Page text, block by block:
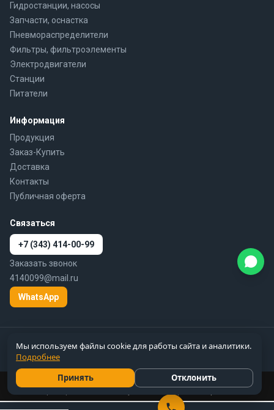
Гидростанции, насосы
Запчасти, оснастка
Пневмораспределители
Фильтры, фильтроэлементы
Электродвигатели
Станции
Питатели
Информация
Продукция
Заказ-Купить
Доставка
Контакты
Публичная оферта
Связаться
+7 (343) 414-00-99
Заказать звонок
4140099@mail.ru
WhatsApp
пневматики по России
Цены справочные, не являются публичной офертой
Цены и вся информация на сайте 777-gidra.ru носят справочный
Мы используем файлы cookie для работы сайта и аналитики.
Подробнее
Принять
Отклонить